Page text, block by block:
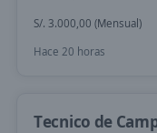
S/. 3.000,00 (Mensual)
Hace 20 horas
Tecnico de